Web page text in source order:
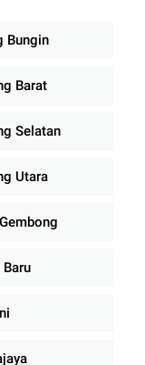
Bungin
Barat
Selatan
Utara
Baru